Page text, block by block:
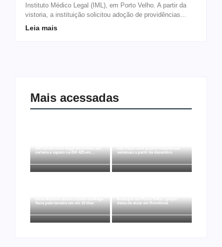
Instituto Médico Legal (IML), em Porto Velho. A partir da
vistoria, a instituição solicitou adoção de providências...
Leia mais
Mais acessadas
carteira e sapato na BR 425 em…
São Paulo com quatro frequências
semanais a partir de dezembro
Sena pela terceira vez em 10 dias
deixa de atuar em Rondônia